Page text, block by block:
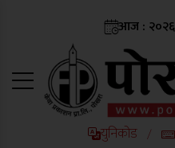
आज :
युनिकोड /